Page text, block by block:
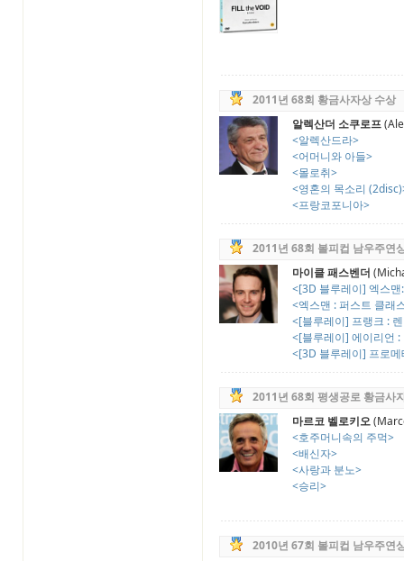
2011년 68회 황금사자상 수상
알렉산더 소쿠로프
<알렉산드라>
<어머니와 아들>
<몰로취>
<영혼의 목소리
<프랑코포니아>
2011년 68회 볼피컵 남우주연
마이클 패스벤더
<[3D 블루레이] 엑스
<엑스맨 : 퍼스트 클래
<[블루레이] 프랭크 :
<[블루레이] 에이리언 :
<[3D 블루레이] 프로
2011년 68회 평생공로 황금사
마르코 벨로키오
<호주머니속의 주먹>
<배신자>
<사랑과 분노>
<승리>
2010년 67회 볼피컵 남우주연